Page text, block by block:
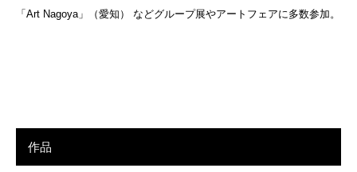
「Art Nagoya」（愛知） などグループ展やアートフェアに多数参加。
作品